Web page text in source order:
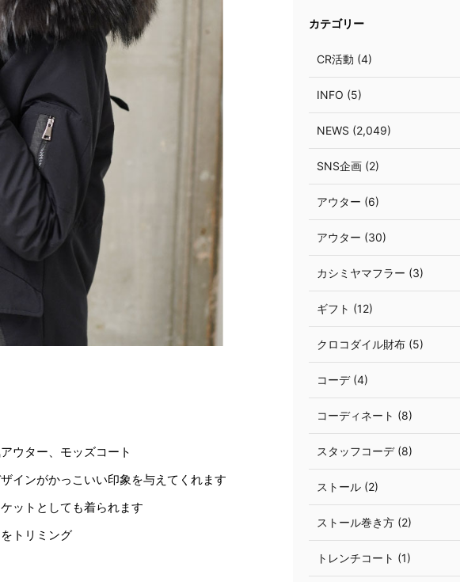
ウター、モッズコート
インがかっこいい印象を与えてくれます
ットとしても着られます
トリミング
カテゴリー
CR活動 (4)
INFO (5)
NEWS (2,049)
SNS企画 (2)
アウター (6)
アウター (30)
カシミヤマフラー (3)
ギフト (12)
クロコダイル財布 (5)
コーデ (4)
コーディネート (8)
スタッフコーデ (8)
ストール (2)
ストール巻き方 (2)
トレンチコート (1)